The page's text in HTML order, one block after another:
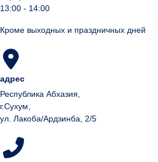
13:00 - 14:00
Кроме выходных и праздничных дней
адрес
Республика Абхазия,
г.Сухум,
ул. Лакоба/Ардзинба, 2/5